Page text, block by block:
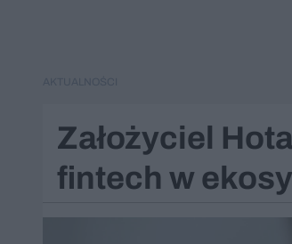
Założyciel
fintech w